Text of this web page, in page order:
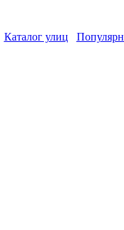
Каталог улиц